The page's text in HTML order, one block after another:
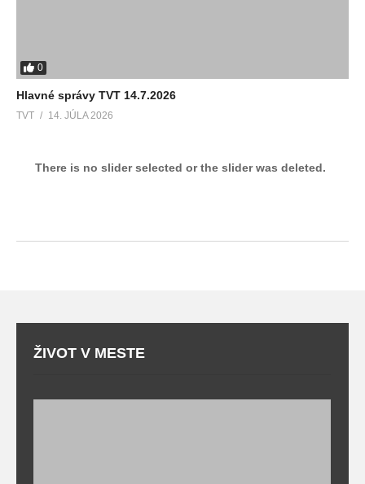
0
Hlavné správy TVT 14.7.2026
TVT 14. JÚLA 2026
There is no slider selected or the slider was deleted.
ŽIVOT V MESTE